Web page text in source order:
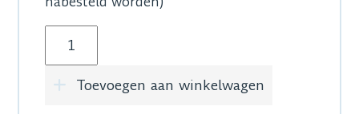
Neumann KM 184 MT STEREO SET aantal
Toevoegen aan winkelwagen